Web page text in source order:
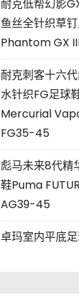
耐克低帮幻影
鱼丝全针织草
Phantom GX
耐克刺客十六
水针织FG足球
Mercurial
FG35-45
彪马未来8代精
鞋Puma
AG39-45
卓玛室内平底